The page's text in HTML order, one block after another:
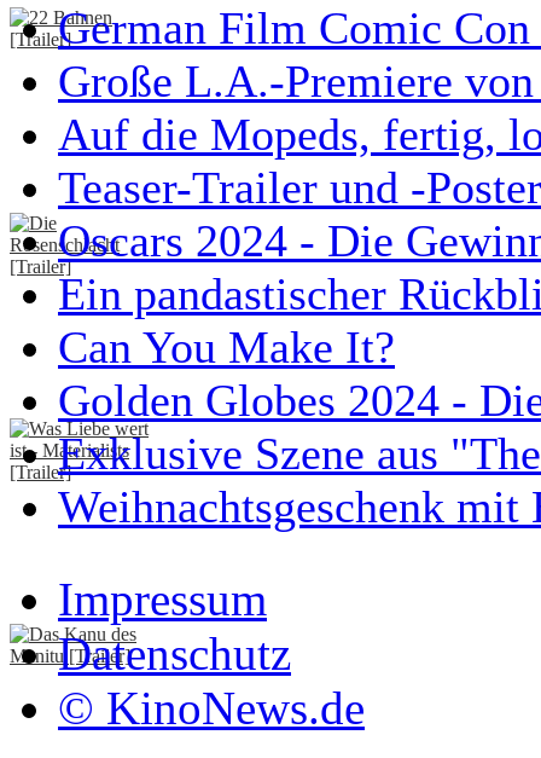
German Film Comic Con
Große L.A.-Premiere
Auf die Mopeds, fertig,
Teaser-Trailer und -
Oscars 2024 - Die
Ein pandastischer
Can You Make It?
Golden Globes 2024 -
Exklusive Szene aus
Weihnachtsgeschenk mit
Impressum
Datenschutz
© KinoNews.de